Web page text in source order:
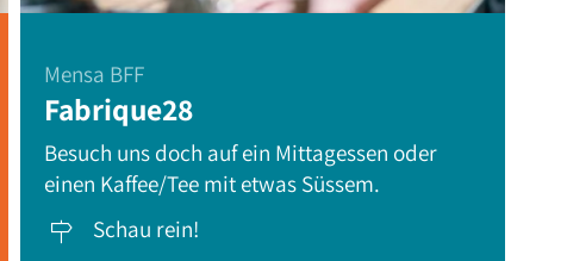
Mensa BFF
Fabrique28
Besuch uns doch auf ein Mittagessen oder
einen Kaffee/Tee mit etwas Süssem.
 Schau rein!